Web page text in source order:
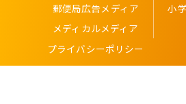
郵便局広告メディア
小
メディカルメディア
プライバシーポリシー